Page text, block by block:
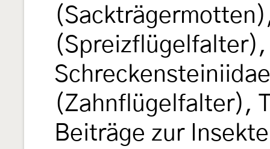
(Zahnflügelfalter),
Beiträge zur